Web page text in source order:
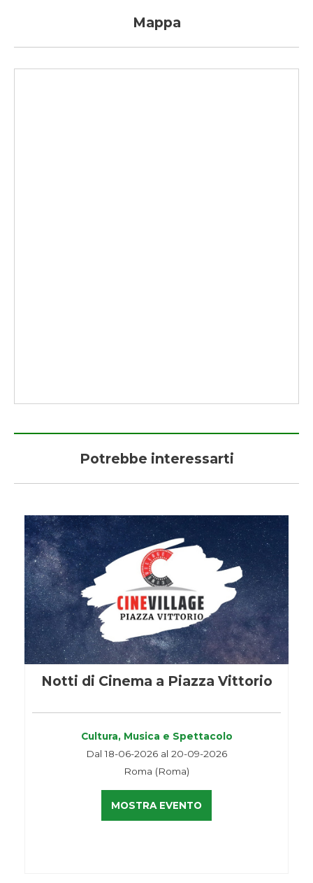
Mappa
Potrebbe interessarti
Notti di Cinema a Piazza Vittorio
Cultura, Musica e Spettacolo
Dal 18-06-2026 al 20-09-2026
Roma (Roma)
MOSTRA EVENTO